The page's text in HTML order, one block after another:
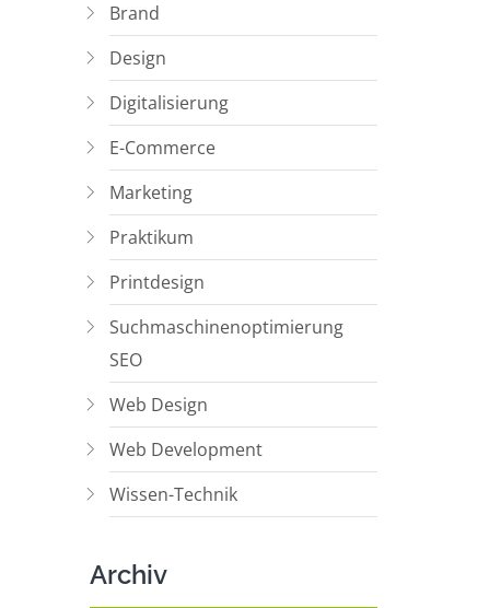
Brand
Design
Digitalisierung
E-Commerce
Marketing
Praktikum
Printdesign
Suchmaschinenoptimierung
SEO
Web Design
Web Development
Wissen-Technik
Archiv